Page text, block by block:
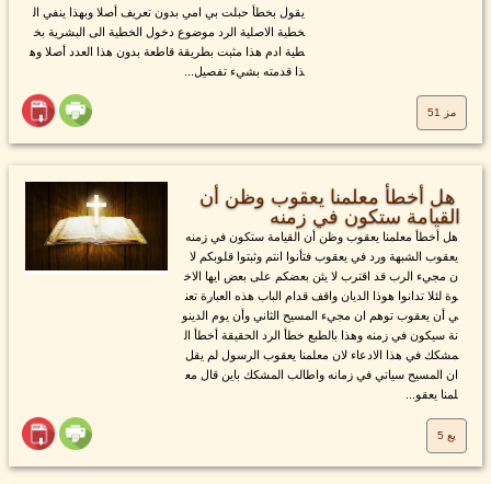
يقول بخطأ حبلت بي امي بدون تعريف أصلا وبهذا ينفي ال
خطية الاصلية الرد موضوع دخول الخطية الى البشرية بخ
طية ادم هذا مثبت بطريقة قاطعة بدون هذا العدد أصلا وه
ذا قدمته بشيء تفصيل...
مز 51
هل أخطأ معلمنا يعقوب وظن أن
القيامة ستكون في زمنه
هل أخطأ معلمنا يعقوب وظن أن القيامة ستكون في زمنه
يعقوب الشبهة ورد في يعقوب فتأنوا انتم وثبتوا قلوبكم لا
ن مجيء الرب قد اقترب لا يئن بعضكم على بعض ايها الاخ
وة لئلا تدانوا هوذا الديان واقف قدام الباب هذه العبارة تعن
ي أن يعقوب توهم ان مجيء المسيح الثاني وأن يوم الدينو
نة سيكون في زمنه وهذا بالطبع خطأ الرد الحقيقة أخطأ ال
مشكك في هذا الادعاء لان معلمنا يعقوب الرسول لم يقل
ان المسيح سياتي في زمانه واطالب المشكك باين قال مع
لمنا يعقو...
يع 5